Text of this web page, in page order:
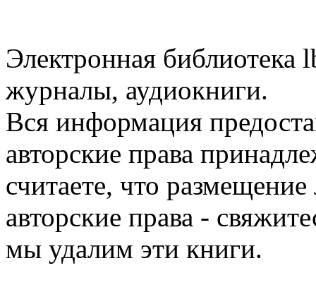
Электронная библиотека
журналы, аудиокниги.
Вся информация
авторские права
считаете, что
авторские права -
мы удалим эти книги.